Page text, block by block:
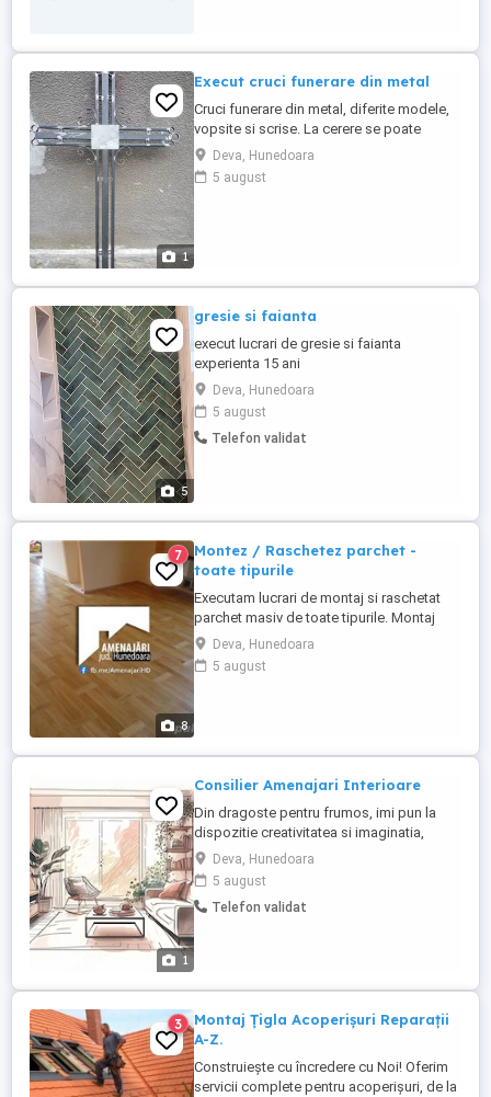
1
Execut cruci funerare din metal
Cruci funerare din metal, diferite modele,
vopsite si scrise. La cerere se poate
asigura si montare contra cost. Preturile
sant in functie de modelul crucii, incepand
de la 300 lei.
Deva, Hunedoara
5 august
5
gresie si faianta
execut lucrari de gresie si faianta
experienta 15 ani
Deva, Hunedoara
5 august
Telefon validat
8
7
Montez / Raschetez parchet -
toate tipurile
Executam lucrari de montaj si raschetat
parchet masiv de toate tipurile. Montaj
parchet laminat, stratificat, lambriuri.
Oferim consultanta in vederea
achizitionarii de materiale necesare
Deva, Hunedoara
5 august
1
Consilier Amenajari Interioare
Din dragoste pentru frumos, imi pun la
dispozitie creativitatea si imaginatia,
pentru a te ajuta sa transformi o casa intr
o locuinta, Casa, dulce casa! Pretul afisat
este per consultatie. Sursa foto:
dreamstime
Deva, Hunedoara
5 august
Telefon validat
3
Montaj Țigla Acoperișuri Reparații
A-Z.
Construiește cu încredere cu Noi! Oferim
servicii complete pentru acoperișuri, de la